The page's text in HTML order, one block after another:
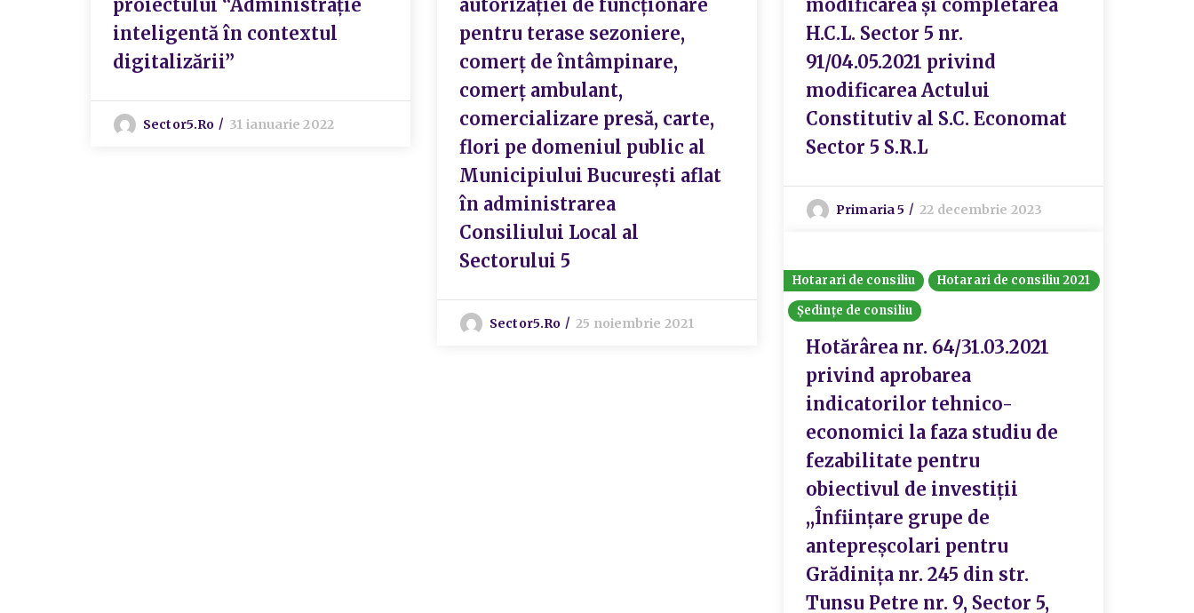
proiectului “Administrație
inteligentă în contextul
digitalizării”
Sector5.ro 31 ianuarie 2022
autorizației de funcționare
pentru terase sezoniere,
comerț de întâmpinare,
comerț ambulant,
comercializare presă, carte,
flori pe domeniul public al
Municipiului București aflat
în administrarea
Consiliului Local al
Sectorului 5
Sector5.ro 25 noiembrie 2021
modificarea și completarea
H.C.L. Sector 5 nr.
91/04.05.2021 privind
modificarea Actului
Constitutiv al S.C. Economat
Sector 5 S.R.L
Primaria 5 22 decembrie 2023
Hotarari de consiliu
Hotarari de consiliu 2021
Ședințe de consiliu
Hotărârea nr. 64/31.03.2021
privind aprobarea
indicatorilor tehnico-
economici la faza studiu de
fezabilitate pentru
obiectivul de investiții
,,Înființare grupe de
antepreșcolari pentru
Grădinița nr. 245 din str.
Tunsu Petre nr. 9, Sector 5,